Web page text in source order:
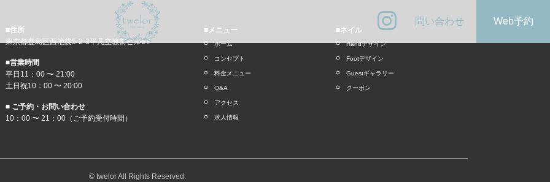
問い合わせ Web予約
■住所
東京都豊島区西池袋5-2-3平凡立教前ビル6Ｆ
■営業時間
平日11：00 〜 21:00
土日祝10：00 〜 20:00
■ ご予約・お問い合わせ
10：00 〜 21：00（ご予約受付時間）
■メニュー
ホーム
コンセプト
料金メニュー
Q&A
アクセス
求人情報
■ネイル
Handデザイン
Footデザイン
Guestギャラリー
クーポン
© twelor All Rights Reserved.